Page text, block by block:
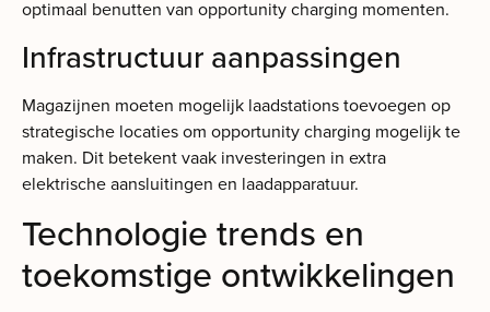
optimaal benutten van opportunity charging momenten.
Infrastructuur aanpassingen
Magazijnen moeten mogelijk laadstations toevoegen op
strategische locaties om opportunity charging mogelijk te
maken. Dit betekent vaak investeringen in extra
elektrische aansluitingen en laadapparatuur.
Technologie trends en
toekomstige ontwikkelingen